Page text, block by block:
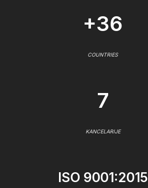
+36
COUNTRIES
7
KANCELARIJE
ISO 9001:2015